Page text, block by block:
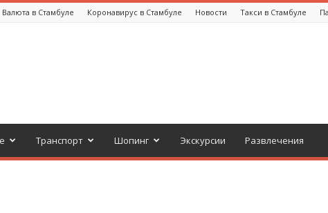
Валюта в Стамбуле Коронавирус в Стамбуле Новости Такси в Стамбуле
Транспорт Шопинг Экскурсии Развлечения